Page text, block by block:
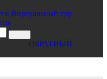
Виртуальный тур
ОБРАТНЫЙ